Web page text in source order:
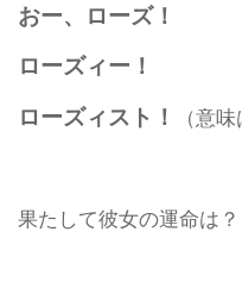
おー、ローズ！
ローズィー！
ローズィスト！
（意
果たして彼女の運命は？